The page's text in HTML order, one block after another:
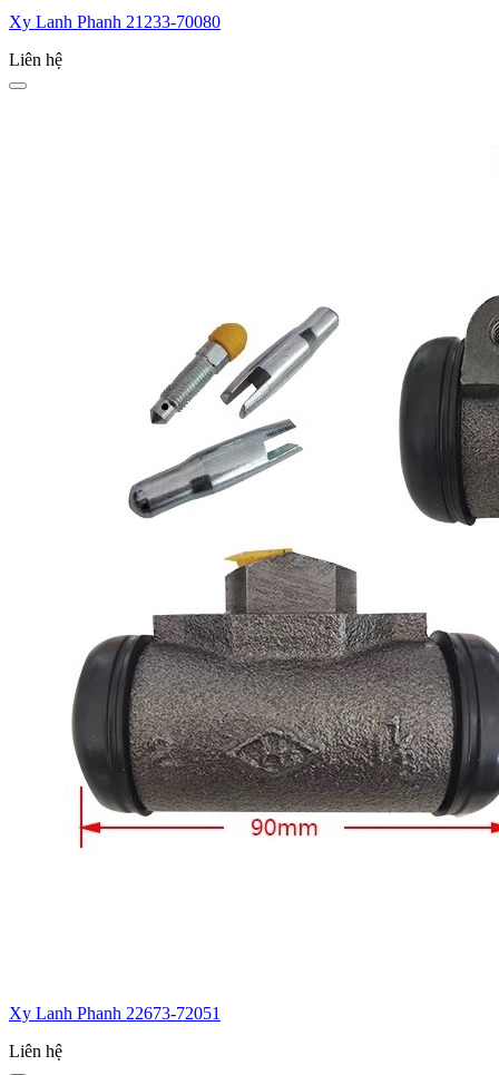
Xy Lanh Phanh 21233-70080
Liên hệ
Xy Lanh Phanh 22673-72051
Liên hệ